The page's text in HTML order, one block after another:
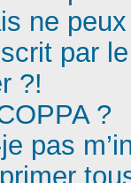
ne
par
?!
?
pas